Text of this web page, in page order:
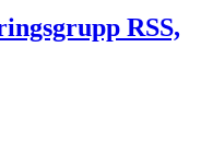
RSS,